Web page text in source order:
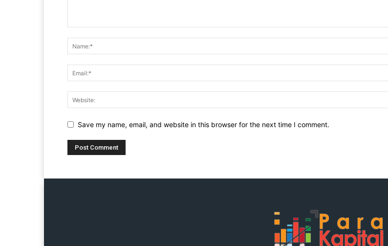
Save my name, email, and website in this browser for the next time I comment.